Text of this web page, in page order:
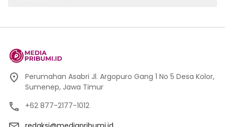
Perumahan Asabri Jl. Argopuro Gang 1 No 5 Desa Kolor,
Sumenep, Jawa Timur
+62 877-2177-1012